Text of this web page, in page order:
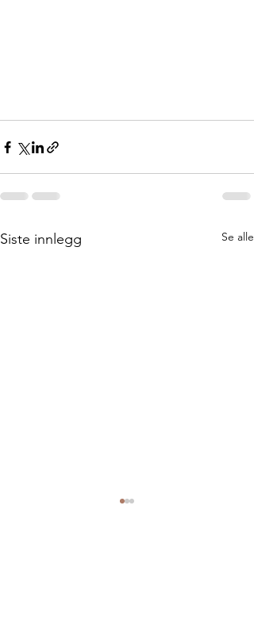
Siste innlegg Se alle